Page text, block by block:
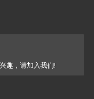
趣，请加入我们!